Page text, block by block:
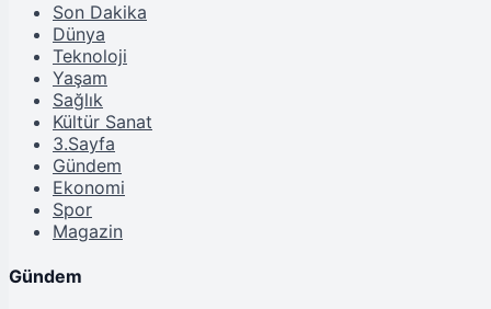
Son Dakika
Dünya
Teknoloji
Yaşam
Sağlık
Kültür Sanat
3.Sayfa
Gündem
Ekonomi
Spor
Magazin
Gündem